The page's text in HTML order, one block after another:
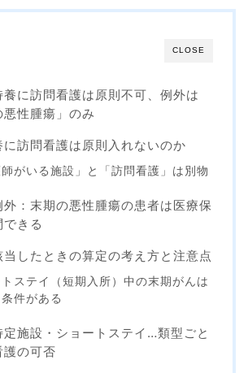
CLOSE
養に訪問看護は原則不可、例外は
悪性腫瘍」のみ
に訪問看護は原則入れないのか
師がいる施設」と「訪問看護」は別物
外：末期の悪性腫瘍の患者は医療保
きる
当したときの算定の考え方と注意点
ステイ（短期入所）中の末期がんは
件がある
定施設・ショートステイ…類型ごと
護の可否